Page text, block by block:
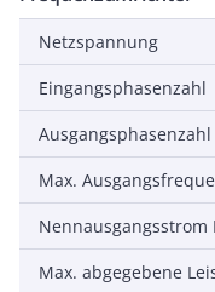
Netzspannung
Eingangsphasenzahl
Ausgangsphasenzahl
Max.
Nennausgangsstrom